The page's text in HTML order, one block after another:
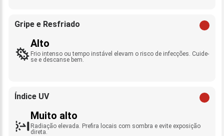
Gripe e Resfriado
Alto
Frio intenso ou tempo instável elevam o risco de infecções. Cuide-
se e descanse bem.
Índice UV
Muito alto
Radiação elevada. Prefira locais com sombra e evite exposição
direta.